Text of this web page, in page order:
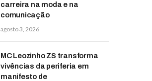
carreira na moda e na
comunicação
agosto 3, 2026
MC Leozinho ZS transforma
vivências da periferia em
manifesto de